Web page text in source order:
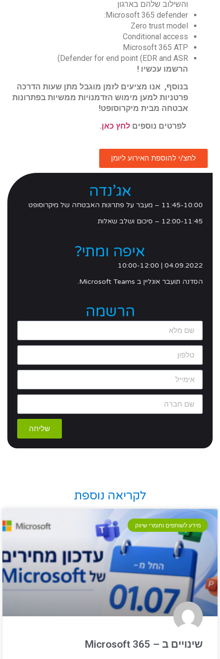
והשילוב שלהם בארגון
Microsoft 365 defender:
Zero trust model
Conditional access
Microsoft 365 ATP
Defender for end point (EDR and ASR)
הרשמו עכשיו !
בנוסף, אנו מציעים לזמן מוגבל מתן שעות הדרכה
פרטניות למען מימוש הזדמנויות ממשיות בפתרונות
אבטחה מבית מיקרוסופט!
לפרטים נוספים לחץ כאן.
לחצ/י להוספת האירוע ליומן
אג’נדה
11:45-10:00 – מעבר על פתרונות האבטחה של מיקרוסופט
12:00-11:45 – סיכום ושלב שאלות
איפה ומתי?
04.09.2022 | 10:00-12:00
הסדנה תועבר אונליין ב Microsoft Teams.
הרשמה
שליחה
לקריאה נוספת
מידע לשותפים וחומרי שיווק
שינויים ב – Microsoft 365